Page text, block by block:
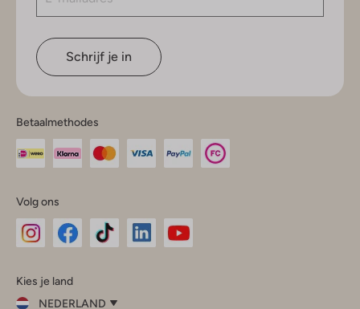
Schrijf je in
Betaalmethodes
Volg ons
InstagramFacebook
Kies je land
NEDERLAND